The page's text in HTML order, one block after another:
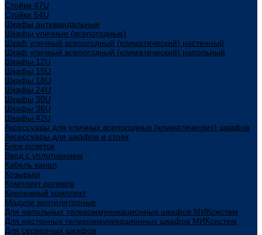
Стойки 47U
Стойки 54U
Шкафы антивандальные
Шкафы уличные (всепогодные)
Шкаф уличный всепогодный (климатический) настенный
Шкаф уличный всепогодный (климатический) напольный
Шкафы 12U
Шкафы 15U
Шкафы 18U
Шкафы 24U
Шкафы 30U
Шкафы 36U
Шкафы 42U
Аксессуары для уличных всепогодных (климатических) шкафов
Аксессуары для шкафов и стоек
Блок розеток
Ввод с уплотнением
Кабель канал
Козырьки
Комплект роликов
Крепежный комплект
Модули вентиляторные
Для напольных телекоммуникационных шкафов МИКсистем
Для настенных телекоммуникационных шкафов МИКсистем
Для серверных шкафов